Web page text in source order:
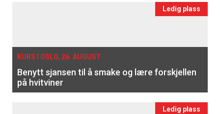
Ledig plass
KURS I OSLO, 26. AUGUST
Benytt sjansen til å smake og lære forskjellen
på hvitviner
Ledig plass